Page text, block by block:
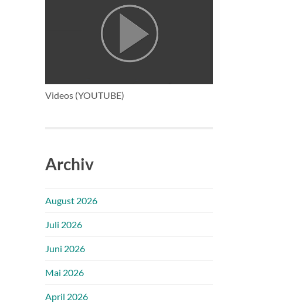
Videos (YOUTUBE)
Archiv
August 2026
Juli 2026
Juni 2026
Mai 2026
April 2026